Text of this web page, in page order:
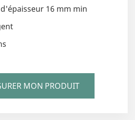
16 mm min
MON PRODUIT